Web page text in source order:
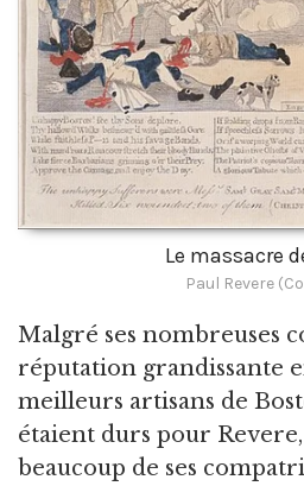
Le massacre
Paul Revere
Malgré ses nombreuses
réputation grandissante
meilleurs artisans de
étaient durs pour
beaucoup de ses